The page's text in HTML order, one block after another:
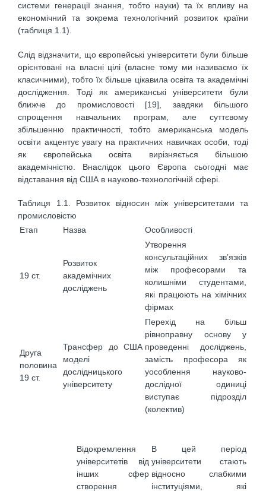
системи генерації знання, тобто науки) та їх впливу на
економічний та зокрема технологічний розвиток країни
(таблиця 1.1).
Слід відзначити, що європейські університети були більше
орієнтовані на власні цілі (власне тому ми називаємо їх
класичними), тобто їх більше цікавила освіта та академічні
дослідження. Тоді як американські університети були
ближче до промисловості [19], завдяки більшого
спрощення навчальних програм, але суттєвому
збільшенню практичності, тобто американська модель
освіти акцентує увагу на практичних навичках особи, тоді
як європейська освіта вирізняється більшою
академічністю. Внаслідок цього Європа сьогодні має
відставання від США в науково-технологічній сфері.
Таблиця 1.1. Розвиток відносин між університетами та
промисловістю
Етап
Назва Особливості
19 ст.
Розвиток
академічних
досліджень
Утворення
консультаційних зв’язків
між професорами та
колишніми студентами,
які працюють на хімічних
фірмах
Друга
половина
19 ст.
Трансфер до США
моделі
дослідницького
університету
Перехід на більш
рівноправну основу у
проведенні досліджень,
замість професора як
уособлення науково-
дослідної одиниці
виступає підрозділ
(колектив)
Відокремлення
університетів від
інших сфер
створення
В цей період
університети стають
відносно слабкими
інституціями, які